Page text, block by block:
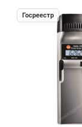
Госреестр